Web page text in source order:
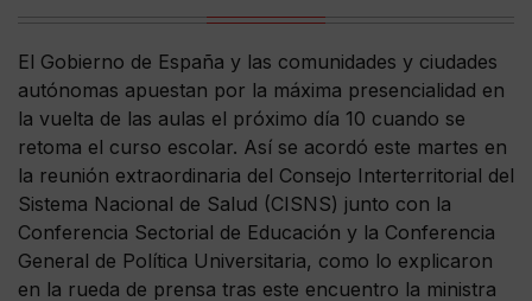
El Gobierno de España y las comunidades y ciudades
autónomas apuestan por la máxima presencialidad en
la vuelta de las aulas el próximo día 10 cuando se
retoma el curso escolar. Así se acordó este martes en
la reunión extraordinaria del Consejo Interterritorial del
Sistema Nacional de Salud (CISNS) junto con la
Conferencia Sectorial de Educación y la Conferencia
General de Política Universitaria, como lo explicaron
en la rueda de prensa tras este encuentro la ministra